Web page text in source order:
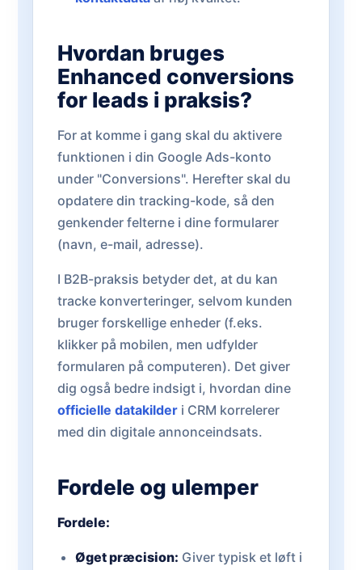
Hvordan bruges
Enhanced conversions
for leads i praksis?
For at komme i gang skal du aktivere
funktionen i din Google Ads-konto
under "Conversions". Herefter skal du
opdatere din tracking-kode, så den
genkender felterne i dine formularer
(navn, e-mail, adresse).
I B2B-praksis betyder det, at du kan
tracke konverteringer, selvom kunden
bruger forskellige enheder (f.eks.
klikker på mobilen, men udfylder
formularen på computeren). Det giver
dig også bedre indsigt i, hvordan dine
officielle datakilder i CRM korrelerer
med din digitale annonceindsats.
Fordele og ulemper
Fordele:
Øget præcision: Giver typisk et løft i